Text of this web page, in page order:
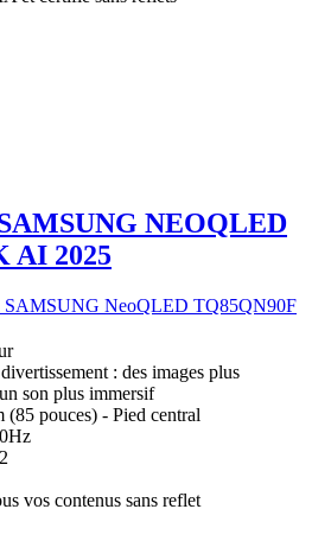
NEOQLED
AI 2025
: des images plus
son plus immersif
pouces) - Pied central
vos contenus sans reflet